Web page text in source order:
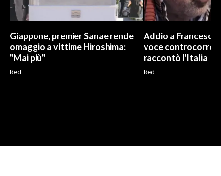
Giappone, premier Sanae rende
omaggio a vittime Hiroshima:
"Mai più"
Red
Addio a Francesco
voce
raccontò l'Italia
Red